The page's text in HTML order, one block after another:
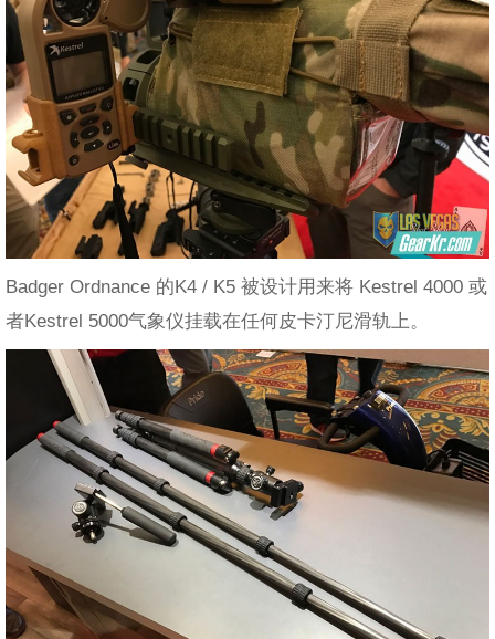
Badger Ordnance 的K4 / K5 被设计用来将 Kestrel 4000 或
者Kestrel 5000气象仪挂载在任何皮卡汀尼滑轨上。